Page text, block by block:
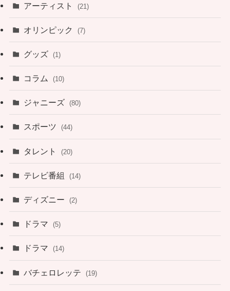
アーティスト (21)
オリンピック (7)
グッズ (1)
コラム (10)
ジャニーズ (80)
スポーツ (44)
タレント (20)
テレビ番組 (14)
ディズニー (2)
ドラマ (5)
ドラマ (14)
バチェロレッテ (19)